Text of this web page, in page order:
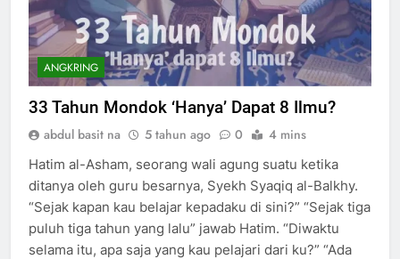
ANGKRING
33 Tahun Mondok ‘Hanya’ Dapat 8 Ilmu?
abdul basit na 5 tahun ago 0 4 mins
Hatim al-Asham, seorang wali agung suatu ketika
ditanya oleh guru besarnya, Syekh Syaqiq al-Balkhy.
“Sejak kapan kau belajar kepadaku di sini?” “Sejak tiga
puluh tiga tahun yang lalu” jawab Hatim. “Diwaktu
selama itu, apa saja yang kau pelajari dari ku?” “Ada